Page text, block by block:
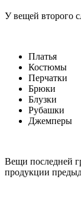
У вещей второго
Платья
Костюмы
Перчатки
Брюки
Блузки
Рубашки
Джемперы
Вещи последней
продукции